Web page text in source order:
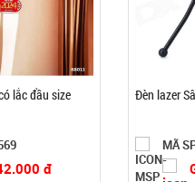
lắc đầu size
đ
Đèn lazer
MÃ